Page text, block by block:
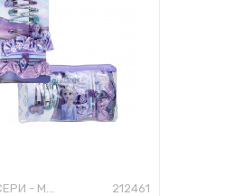
НЕСЕСЕРИ - МОДНИ 212461